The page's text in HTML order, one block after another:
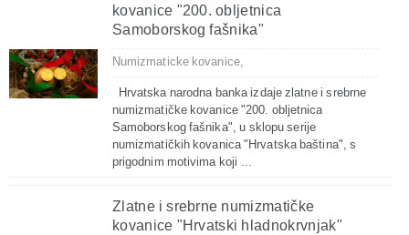
kovanice "200. obljetnica
Samoborskog fašnika"
Numizmaticke kovanice,
Hrvatska narodna banka izdaje zlatne i srebrne
numizmatičke kovanice "200. obljetnica
Samoborskog fašnika", u sklopu serije
numizmatičkih kovanica "Hrvatska baština", s
prigodnim motivima koji ...
Zlatne i srebrne numizmatičke
kovanice "Hrvatski hladnokrvnjak"